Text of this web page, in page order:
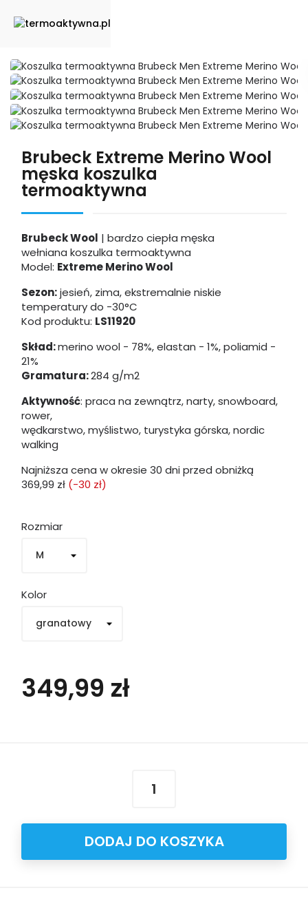
Brubeck Extreme Merino Wool
męska koszulka
termoaktywna
Brubeck Wool | bardzo ciepła męska
wełniana koszulka termoaktywna
Model: Extreme Merino Wool
Sezon:jesień, zima, ekstremalnie niskie
temperaturydo -30°C
Kod produktu: LS11920
Skład:merino wool - 78%, elastan - 1%, poliamid -
21%
Gramatura:284 g/m2
Aktywność: praca na zewnątrz, narty, snowboard,
rower,
wędkarstwo, myślistwo, turystyka górska, nordic
walking
Najniższa cena w okresie 30 dni przed obniżką
369,99 zł (-30 zł)
Rozmiar
Kolor
349,99 zł
DODAJ DO KOSZYKA